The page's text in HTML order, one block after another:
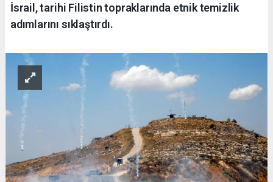
İsrail, tarihi Filistin topraklarında etnik temizlik
adımlarını sıklaştırdı.